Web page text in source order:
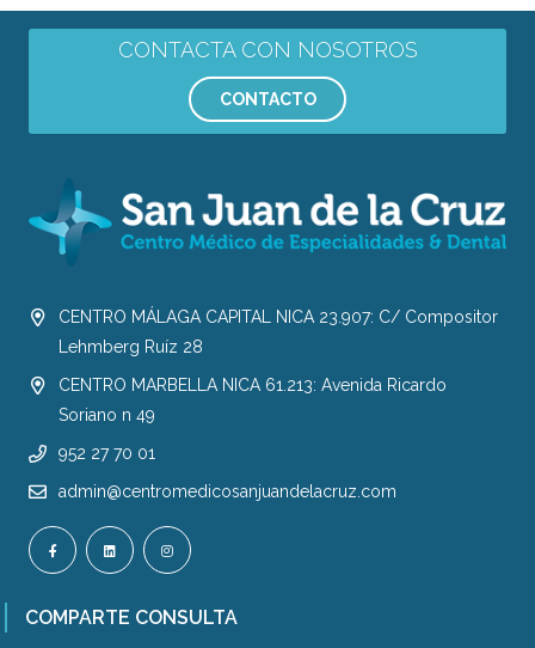
CONTACTA CON NOSOTROS
CONTACTO
CENTRO MÁLAGA CAPITAL NICA 23.907: C/ Compositor
Lehmberg Ruíz 28
CENTRO MARBELLA NICA 61.213: Avenida Ricardo
Soriano n 49
952 27 70 01
admin@centromedicosanjuandelacruz.com
COMPARTE CONSULTA